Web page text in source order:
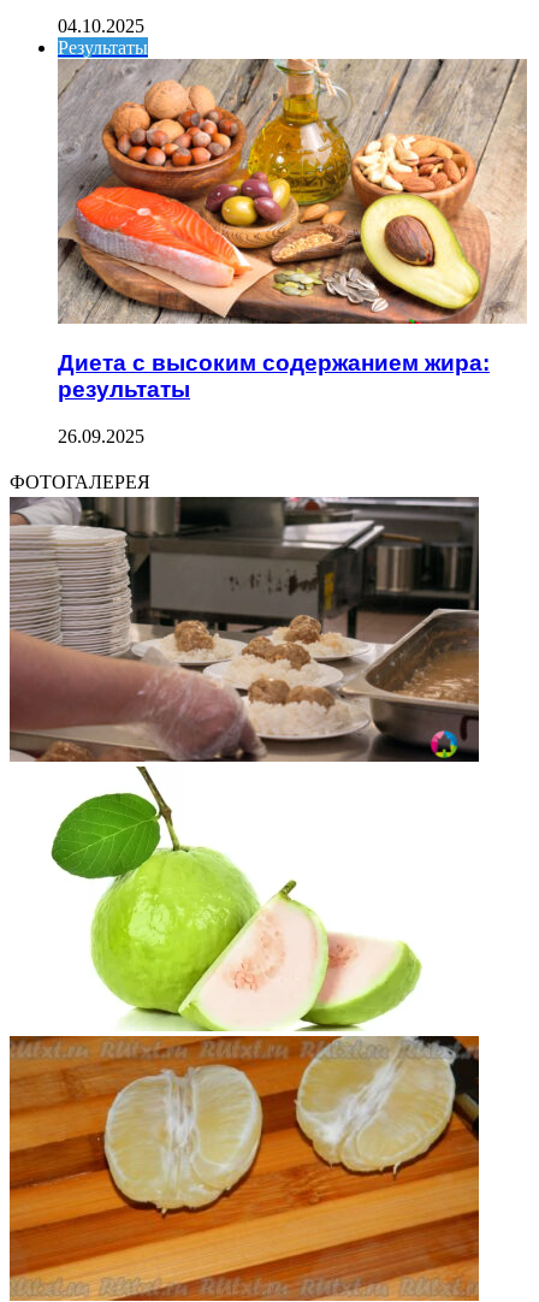
04.10.2025
Результаты
Диета с высоким содержанием жира:
результаты
26.09.2025
ФОТОГАЛЕРЕЯ